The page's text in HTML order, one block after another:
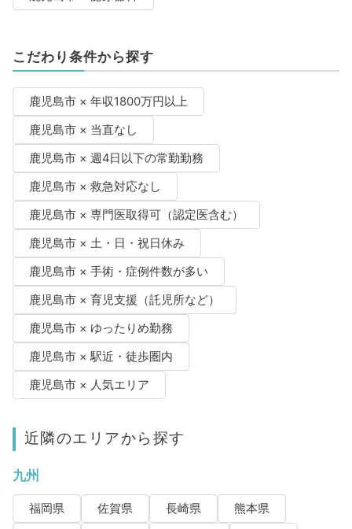
こだわり条件から探す
鹿児島市 × 年収1800万円以上
鹿児島市 × 当直なし
鹿児島市 × 週4日以下の常勤勤務
鹿児島市 × 救急対応なし
鹿児島市 × 専門医取得可（認定医含む）
鹿児島市 × 土・日・祝日休み
鹿児島市 × 手術・症例件数が多い
鹿児島市 × 育児支援（託児所など）
鹿児島市 × ゆったりめ勤務
鹿児島市 × 駅近・徒歩圏内
鹿児島市 × 人気エリア
近隣のエリアから探す
九州
福岡県 佐賀県 長崎県
熊本県